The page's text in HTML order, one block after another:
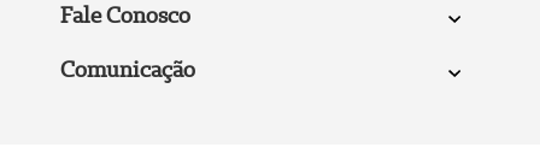
Fale Conosco
Comunicação